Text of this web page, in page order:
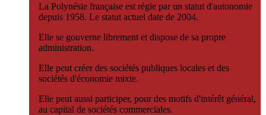
La Polynésie française est régie par un statut d'autonomie
depuis 1958. Le statut actuel date de 2004.
Elle se gouverne librement et dispose de sa propre
administration.
Elle peut créer des sociétés publiques locales et des
sociétés d'économie mixte.
Elle peut aussi participer, pour des motifs d'intérêt général,
au capital de sociétés commerciales.